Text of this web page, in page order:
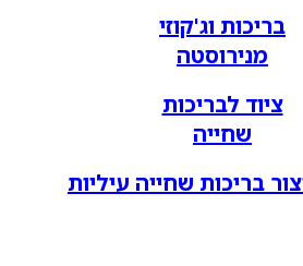
בריכות וג'קוזי
מנירוסטה
ציוד לבריכות
שחייה
בריכות שחייה עיליות